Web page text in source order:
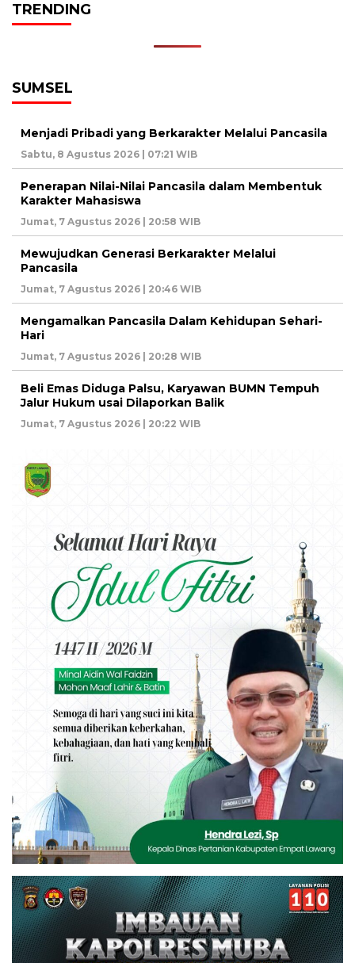
TRENDING
SUMSEL
Menjadi Pribadi yang Berkarakter Melalui Pancasila
Sabtu, 8 Agustus 2026 | 07:21 WIB
Penerapan Nilai-Nilai Pancasila dalam Membentuk
Karakter Mahasiswa
Jumat, 7 Agustus 2026 | 20:58 WIB
Mewujudkan Generasi Berkarakter Melalui
Pancasila
Jumat, 7 Agustus 2026 | 20:46 WIB
Mengamalkan Pancasila Dalam Kehidupan Sehari-
Hari
Jumat, 7 Agustus 2026 | 20:28 WIB
Beli Emas Diduga Palsu, Karyawan BUMN Tempuh
Jalur Hukum usai Dilaporkan Balik
Jumat, 7 Agustus 2026 | 20:22 WIB